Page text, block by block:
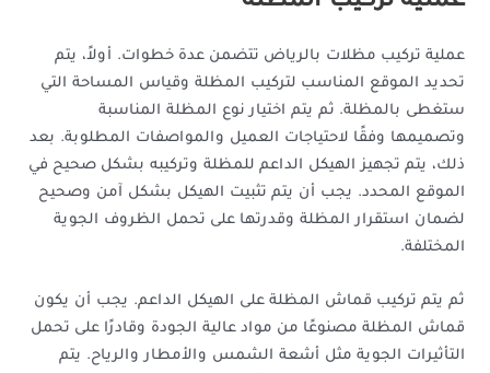
عملية تركيب مظلات بالرياض تتضمن عدة خطوات. أولاً، يتم
تحديد الموقع المناسب لتركيب المظلة وقياس المساحة التي
ستغطى بالمظلة. ثم يتم اختيار نوع المظلة المناسبة
وتصميمها وفقًا لاحتياجات العميل والمواصفات المطلوبة. بعد
ذلك، يتم تجهيز الهيكل الداعم للمظلة وتركيبه بشكل صحيح في
الموقع المحدد. يجب أن يتم تثبيت الهيكل بشكل آمن وصحيح
لضمان استقرار المظلة وقدرتها على تحمل الظروف الجوية
المختلفة.
ثم يتم تركيب قماش المظلة على الهيكل الداعم. يجب أن يكون
قماش المظلة مصنوعًا من مواد عالية الجودة وقادرًا على تحمل
التأثيرات الجوية مثل أشعة الشمس والأمطار والرياح. يتم